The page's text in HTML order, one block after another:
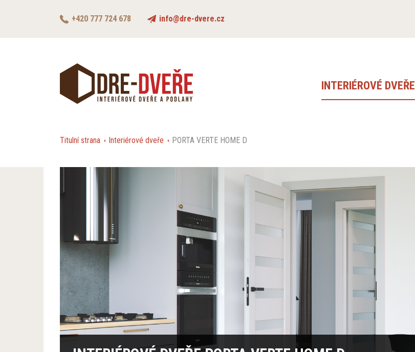
+420 777 724 678 info@dre-dvere.cz
INTERIÉROVÉ DVEŘE
Titulní strana Interiérové dveře PORTA VERTE HOME D